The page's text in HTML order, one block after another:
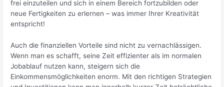
frei einzuteilen und sich in einem Bereich fortzubilden oder
neue Fertigkeiten zu erlernen – was immer Ihrer Kreativität
entspricht!
Auch die finanziellen Vorteile sind nicht zu vernachlässigen.
Wenn man es schafft, seine Zeit effizienter als im normalen
Jobablauf nutzen kann, steigern sich die
Einkommensmöglichkeiten enorm. Mit den richtigen Strategien